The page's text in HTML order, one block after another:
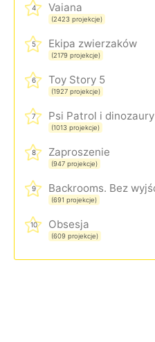
4 Vaiana
(2423 projekcje)
5 Ekipa zwierzaków
(2179 projekcje)
6 Toy Story 5
(1927 projekcje)
7 Psi Patrol i dinozaury
(1013 projekcje)
8 Zaproszenie
(947 projekcje)
9
(691 projekcje)
10 Obsesja
(609 projekcje)